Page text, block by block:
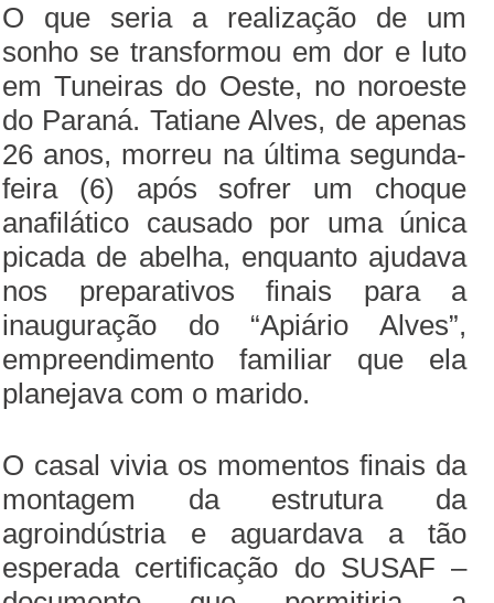
O que seria a realização de um
sonho se transformou em dor e luto
em Tuneiras do Oeste, no noroeste
do Paraná. Tatiane Alves, de apenas
26 anos, morreu na última segunda-
feira (6) após sofrer um choque
anafilático causado por uma única
picada de abelha, enquanto ajudava
nos preparativos finais para a
inauguração do “Apiário Alves”,
empreendimento familiar que ela
planejava com o marido.
O casal vivia os momentos finais da
montagem da estrutura da
agroindústria e aguardava a tão
esperada certificação do SUSAF –